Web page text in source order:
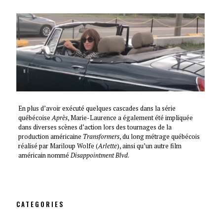
En plus d’avoir exécuté quelques cascades dans la série
québécoiseAprès, Marie-Laurence a également été impliquée
dans diverses scènes d’action lors des tournages de la
production américaine Transformers, du long métrage québécois
réalisé par Mariloup Wolfe (Arlette), ainsi qu’un autre film
américain nomméDisappointment Blvd.
CATEGORIES